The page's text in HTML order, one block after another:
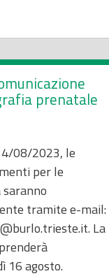
prenatale
08/2023, le
per le
tramite e-mail:
La
16 agosto.